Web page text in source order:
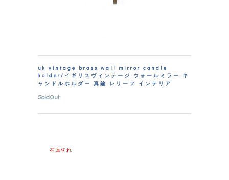
uk vintage brass wall mirror candle
holder/イギリスヴィンテージ ウォールミラー キ
ャンドルホルダー 真鍮 レリーフ インテリア
SoldOut
在庫切れ